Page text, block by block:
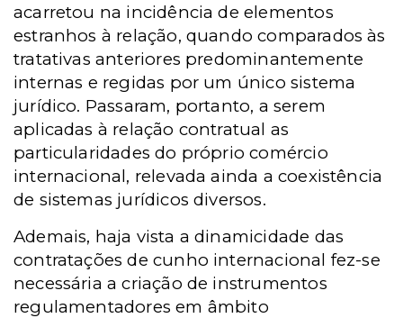
acarretou na incidência de elementos
estranhos à relação, quando comparados às
tratativas anteriores predominantemente
internas e regidas por um único sistema
jurídico. Passaram, portanto, a serem
aplicadas à relação contratual as
particularidades do próprio comércio
internacional, relevada ainda a coexistência
de sistemas jurídicos diversos.
Ademais, haja vista a dinamicidade das
contratações de cunho internacional fez-se
necessária a criação de instrumentos
regulamentadores em âmbito